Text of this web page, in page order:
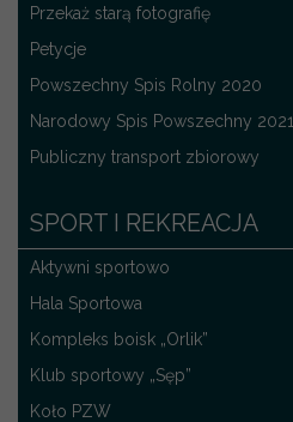
Przekaż starą fotografię
Petycje
Powszechny Spis Rolny 2020
Narodowy Spis Powszechny 2021
Publiczny transport zbiorowy
SPORT I REKREACJA
Aktywni sportowo
Hala Sportowa
Kompleks boisk „Orlik”
Klub sportowy „Sęp”
Koło PZW